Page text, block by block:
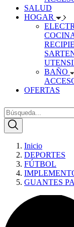
SALUD
HOGAR
BAÑO
OFERTAS
Inicio
DEPORTES
FÚTBOL
GUANTES